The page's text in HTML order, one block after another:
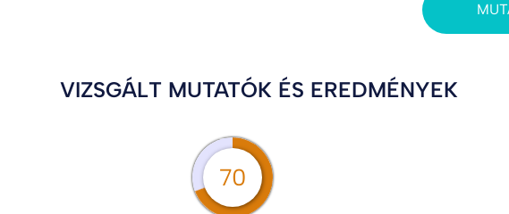
VIZSGÁLT MUTATÓK ÉS EREDMÉNYEK
70